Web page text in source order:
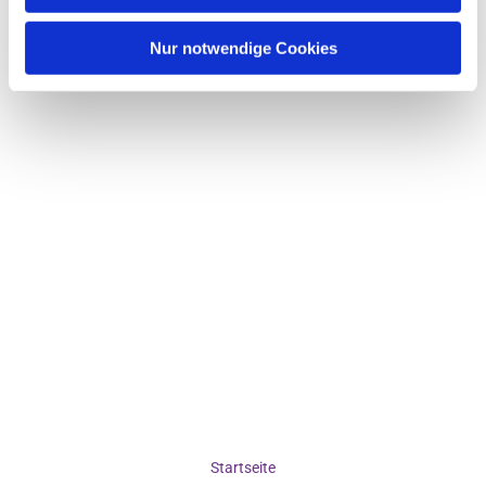
Nur notwendige Cookies
Startseite